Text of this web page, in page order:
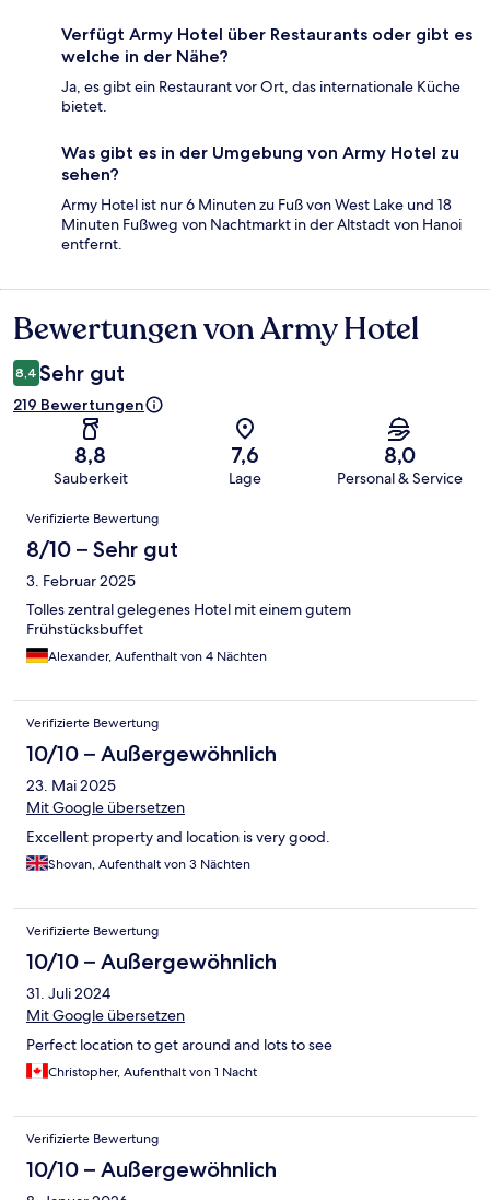
Verfügt Army Hotel über Restaurants oder gibt es
welche in der Nähe?
Ja, es gibt ein Restaurant vor Ort, das internationale Küche
bietet.
Was gibt es in der Umgebung von Army Hotel zu
sehen?
Army Hotel ist nur 6 Minuten zu Fuß von West Lake und 18
Minuten Fußweg von Nachtmarkt in der Altstadt von Hanoi
entfernt.
Bewertungen
Bewertungen von Army Hotel
8,4 Sehr gut
219 Bewertungen
8,8
Sauberkeit
7,6
Lage
8,0
Personal & Service
Bewertungen
Verifizierte Bewertung
8/10 – Sehr gut
3. Februar 2025
Tolles zentral gelegenes Hotel mit einem gutem
Frühstücksbuffet
Alexander, Aufenthalt von 4 Nächten
Verifizierte Bewertung
10/10 – Außergewöhnlich
23. Mai 2025
Mit Google übersetzen
Excellent property and location is very good.
Shovan, Aufenthalt von 3 Nächten
Verifizierte Bewertung
10/10 – Außergewöhnlich
31. Juli 2024
Mit Google übersetzen
Perfect location to get around and lots to see
Christopher, Aufenthalt von 1 Nacht
Verifizierte Bewertung
10/10 – Außergewöhnlich